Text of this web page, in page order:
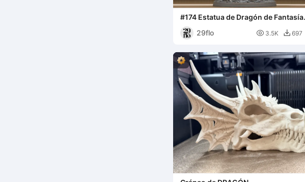
#174 Estatua de Dragón de Fantasía
Rugiente - Bestia Alada
29flo
 3.5K  697